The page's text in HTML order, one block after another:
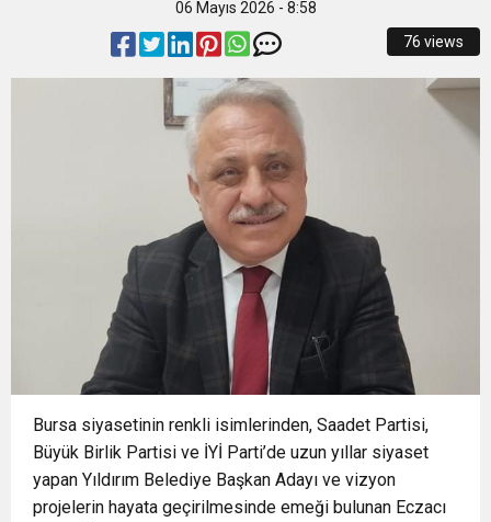
OTOPARKI BU AY HİZMETE AÇILACAK”
İzmir Büyükşehir Belediyesi’nden Zübeyde
Hanım Stadı açıklaması: Süreç emin adımlarla
Osmangazi’de Kaldırımlar İşgalden Temizlendi
SATRANÇTA BURSA BÜYÜKŞEHİR FARKI
İLKLERİN FESTİVALİNDE ÇOCUKLAR DA ŞEN
ŞAKRAK
06 Mayıs 2026 - 8:58
76 views
Bursa siyasetinin renkli isimlerinden, Saadet Partisi,
Büyük Birlik Partisi ve İYİ Parti’de uzun yıllar siyaset
yapan Yıldırım Belediye Başkan Adayı ve vizyon
projelerin hayata geçirilmesinde emeği bulunan Eczacı